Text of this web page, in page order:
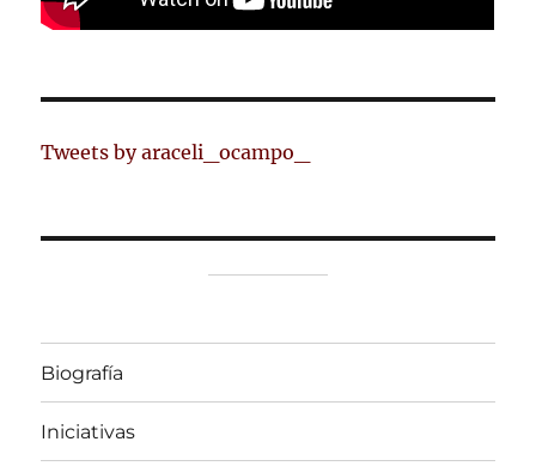
Tweets by araceli_ocampo_
Biografía
Iniciativas